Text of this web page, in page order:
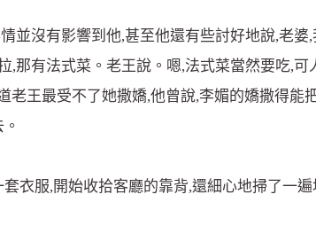
並沒有影響到他,甚至他還有些討好地說,老婆
那有法式菜。老王說。嗯,法式菜當然要吃,
老王最受不了她撒嬌,他曾說,李媚的嬌撒得能
衣服,開始收拾客廳的靠背,還細心地掃了一遍